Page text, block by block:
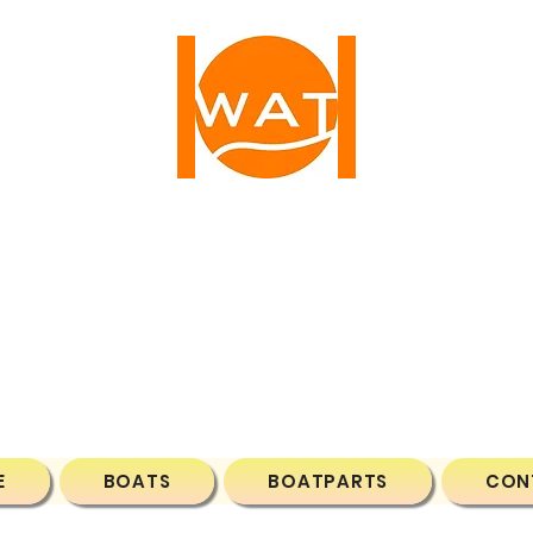
BOATS BOATPARTS